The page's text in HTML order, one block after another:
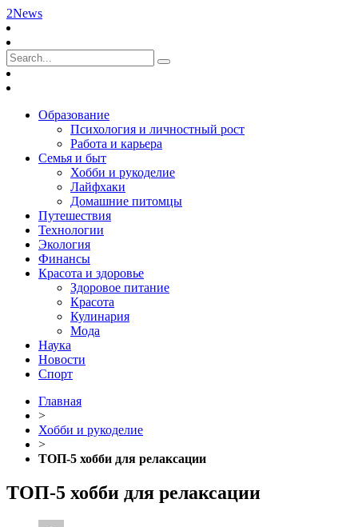
2News
Образование
Психология и личностный рост
Работа и карьера
Семья и быт
Хобби и рукоделие
Лайфхаки
Домашние питомцы
Путешествия
Технологии
Экология
Финансы
Красота и здоровье
Здоровое питание
Красота
Кулинария
Мода
Наука
Новости
Спорт
Главная
>
Хобби и рукоделие
>
ТОП-5 хобби для релаксации
ТОП-5 хобби для релаксации